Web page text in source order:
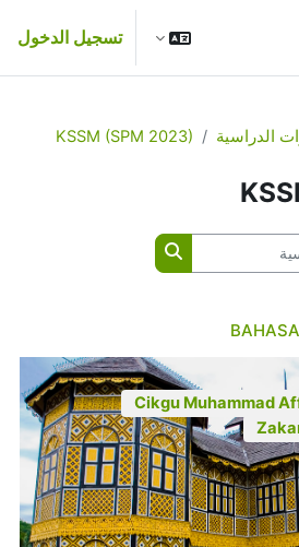
تسجيل الدخول
الدراسية KSSM (SPM 2023)
البحث في المقررات
Cikgu Muhammad